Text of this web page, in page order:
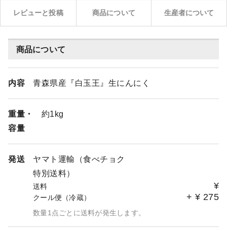
レビューと投稿 商品について 生産者について
商品について
内容 青森県産『白玉王』生にんにく
重量・
容量
約1kg
発送
ヤマト運輸（食べチョク
特別送料）
送料 ¥
クール便（冷蔵） + ¥ 275
数量1点ごとに送料が発生します。